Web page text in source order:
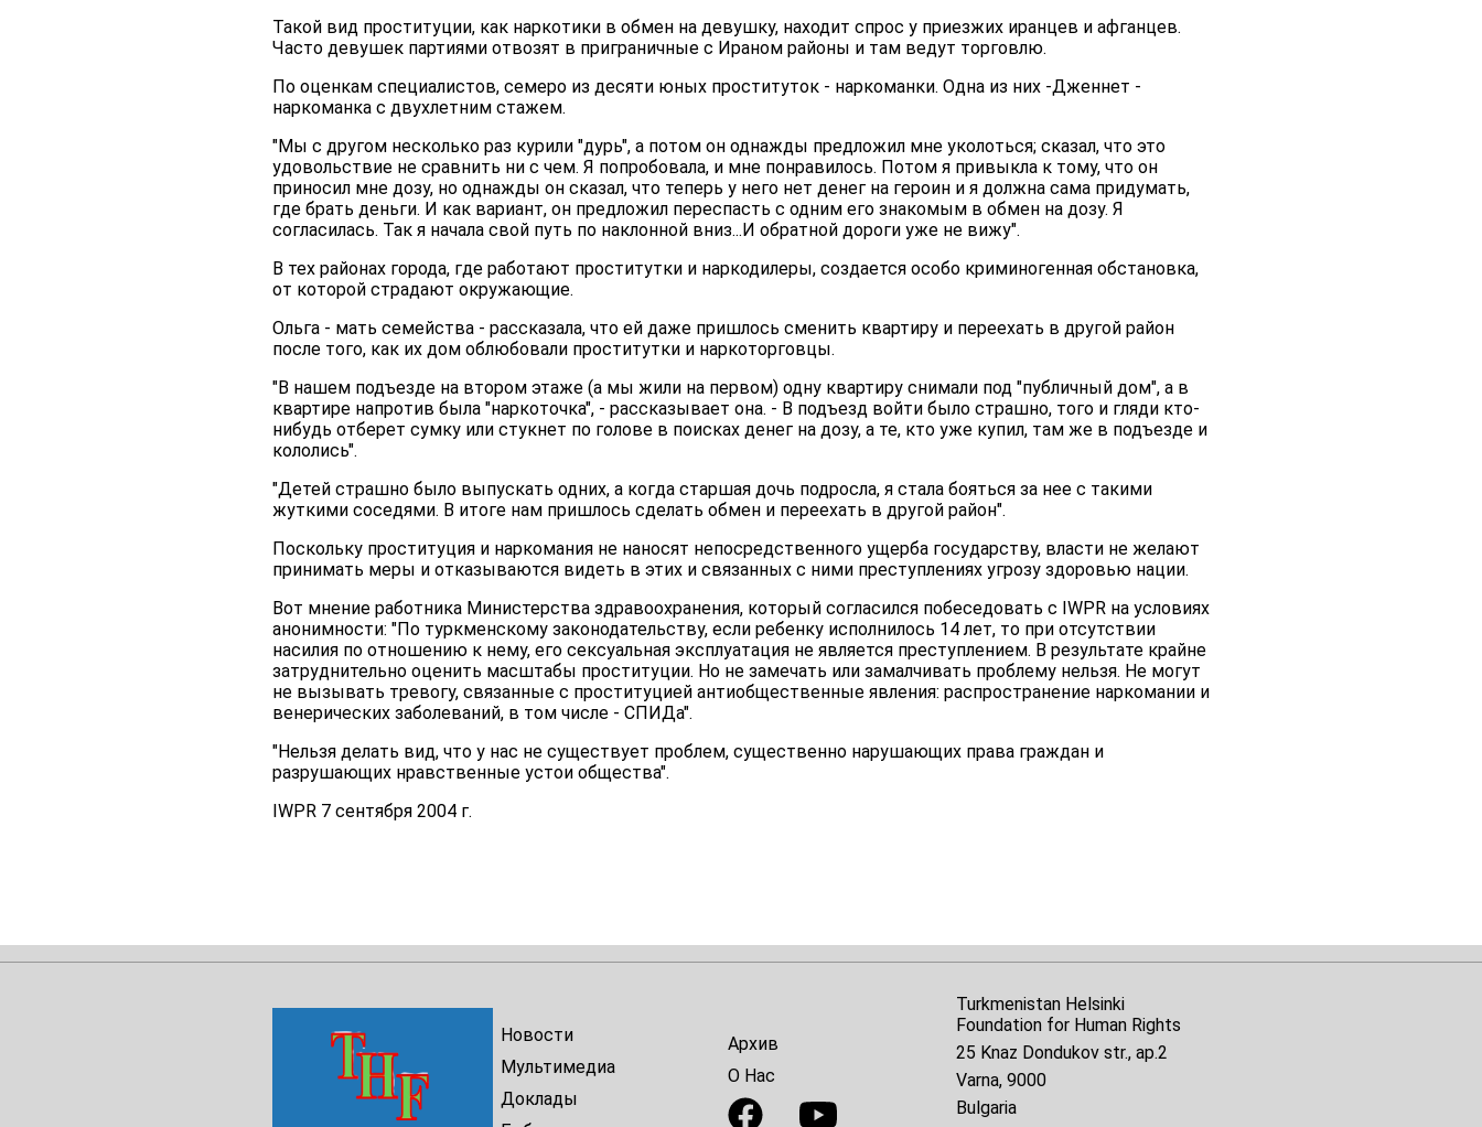
Такой вид проституции, как наркотики в обмен на девушку, находит спрос у приезжих иранцев и афганцев.
Часто девушек партиями отвозят в приграничные с Ираном районы и там ведут торговлю.
По оценкам специалистов, семеро из десяти юных проституток - наркоманки. Одна из них -Дженнет -
наркоманка с двухлетним стажем.
"Мы с другом несколько раз курили "дурь", а потом он однажды предложил мне уколоться; сказал, что это
удовольствие не сравнить ни с чем. Я попробовала, и мне понравилось. Потом я привыкла к тому, что он
приносил мне дозу, но однажды он сказал, что теперь у него нет денег на героин и я должна сама придумать,
где брать деньги. И как вариант, он предложил переспасть с одним его знакомым в обмен на дозу. Я
согласилась. Так я начала свой путь по наклонной вниз...И обратной дороги уже не вижу".
В тех районах города, где работают проститутки и наркодилеры, создается особо криминогенная обстановка,
от которой страдают окружающие.
Ольга - мать семейства - рассказала, что ей даже пришлось сменить квартиру и переехать в другой район
после того, как их дом облюбовали проститутки и наркоторговцы.
"В нашем подъезде на втором этаже (а мы жили на первом) одну квартиру снимали под "публичный дом", а в
квартире напротив была "наркоточка", - рассказывает она. - В подъезд войти было страшно, того и гляди кто-
нибудь отберет сумку или стукнет по голове в поисках денег на дозу, а те, кто уже купил, там же в подъезде и
кололись".
"Детей страшно было выпускать одних, а когда старшая дочь подросла, я стала бояться за нее с такими
жуткими соседями. В итоге нам пришлось сделать обмен и переехать в другой район".
Поскольку проституция и наркомания не наносят непосредственного ущерба государству, власти не желают
принимать меры и отказываются видеть в этих и связанных с ними преступлениях угрозу здоровью нации.
Вот мнение работника Министерства здравоохранения, который согласился побеседовать с IWPR на условиях
анонимности: "По туркменскому законодательству, если ребенку исполнилось 14 лет, то при отсутствии
насилия по отношению к нему, его сексуальная эксплуатация не является преступлением. В результате крайне
затруднительно оценить масштабы проституции. Но не замечать или замалчивать проблему нельзя. Не могут
не вызывать тревогу, связанные с проституцией антиобщественные явления: распространение наркомании и
венерических заболеваний, в том числе - СПИДа".
"Нельзя делать вид, что у нас не существует проблем, существенно нарушающих права граждан и
разрушающих нравственные устои общества".
IWPR 7 сентября 2004 г.
Новости
Мультимедиа
Доклады
Архив
О Нас
Turkmenistan Helsinki
Foundation for Human Rights
25 Knaz Dondukov str., ap.2
Varna, 9000
Bulgaria